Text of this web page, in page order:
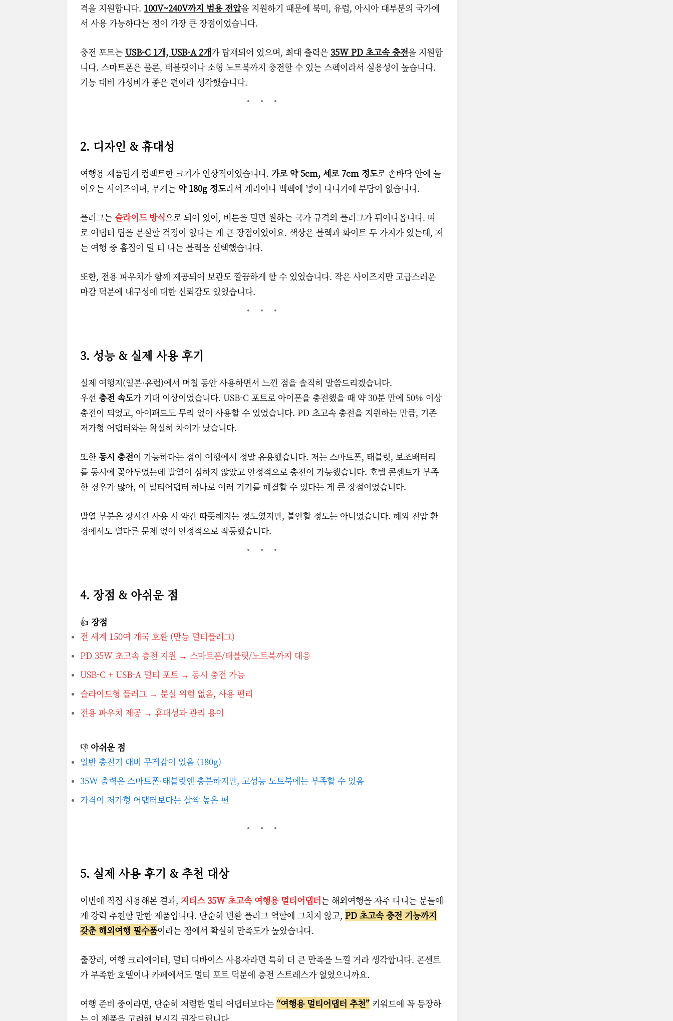
격을 지원합니다. 100V~240V까지 범용 전압을 지원하기 때문에 북미, 유럽, 아시아 대부분의 국가에
서 사용 가능하다는 점이 가장 큰 장점이었습니다.
충전 포트는 USB-C 1개, USB-A 2개가 탑재되어 있으며, 최대 출력은 35W PD 초고속 충전을 지원합
니다. 스마트폰은 물론, 태블릿이나 소형 노트북까지 충전할 수 있는 스펙이라서 실용성이 높습니다.
기능 대비 가성비가 좋은 편이라 생각했습니다.
2. 디자인 & 휴대성
여행용 제품답게 컴팩트한 크기가 인상적이었습니다. 가로 약 5cm, 세로 7cm 정도로 손바닥 안에 들
어오는 사이즈이며, 무게는 약 180g 정도라서 캐리어나 백팩에 넣어 다니기에 부담이 없습니다.
플러그는 슬라이드 방식으로 되어 있어, 버튼을 밀면 원하는 국가 규격의 플러그가 튀어나옵니다. 따
로 어댑터 팁을 분실할 걱정이 없다는 게 큰 장점이었어요. 색상은 블랙과 화이트 두 가지가 있는데, 저
는 여행 중 흠집이 덜 티 나는 블랙을 선택했습니다.
또한, 전용 파우치가 함께 제공되어 보관도 깔끔하게 할 수 있었습니다. 작은 사이즈지만 고급스러운
마감 덕분에 내구성에 대한 신뢰감도 있었습니다.
3. 성능 & 실제 사용 후기
실제 여행지(일본·유럽)에서 며칠 동안 사용하면서 느낀 점을 솔직히 말씀드리겠습니다.
우선 충전 속도가 기대 이상이었습니다. USB-C 포트로 아이폰을 충전했을 때 약 30분 만에 50% 이상
충전이 되었고, 아이패드도 무리 없이 사용할 수 있었습니다. PD 초고속 충전을 지원하는 만큼, 기존
저가형 어댑터와는 확실히 차이가 났습니다.
또한동시 충전이 가능하다는 점이 여행에서 정말 유용했습니다. 저는 스마트폰, 태블릿, 보조배터리
를 동시에 꽂아두었는데 발열이 심하지 않았고 안정적으로 충전이 가능했습니다. 호텔 콘센트가 부족
한 경우가 많아, 이 멀티어댑터 하나로 여러 기기를 해결할 수 있다는 게 큰 장점이었습니다.
발열 부분은 장시간 사용 시 약간 따뜻해지는 정도였지만, 불안할 정도는 아니었습니다. 해외 전압 환
경에서도 별다른 문제 없이 안정적으로 작동했습니다.
4. 장점 & 아쉬운 점
👍 장점
전 세계 150여 개국 호환 (만능 멀티플러그)
PD 35W 초고속 충전 지원 → 스마트폰/태블릿/노트북까지 대응
USB-C + USB-A 멀티 포트 → 동시 충전 가능
슬라이드형 플러그 → 분실 위험 없음, 사용 편리
전용 파우치 제공 → 휴대성과 관리 용이
👎 아쉬운 점
일반 충전기 대비 무게감이 있음 (180g)
35W 출력은 스마트폰·태블릿엔 충분하지만, 고성능 노트북에는 부족할 수 있음
가격이 저가형 어댑터보다는 살짝 높은 편
5. 실제 사용 후기 & 추천 대상
이번에 직접 사용해본 결과, 지티스 35W 초고속 여행용 멀티어댑터는 해외여행을 자주 다니는 분들에
게 강력 추천할 만한 제품입니다. 단순히 변환 플러그 역할에 그치지 않고, PD 초고속 충전 기능까지
갖춘 해외여행 필수품이라는 점에서 확실히 만족도가 높았습니다.
출장러, 여행 크리에이터, 멀티 디바이스 사용자라면 특히 더 큰 만족을 느낄 거라 생각합니다. 콘센트
가 부족한 호텔이나 카페에서도 멀티 포트 덕분에 충전 스트레스가 없었으니까요.
여행 준비 중이라면, 단순히 저렴한 멀티 어댑터보다는 “여행용 멀티어댑터 추천” 키워드에 꼭 등장하
는 이 제품을 고려해 보시길 권장드립니다.